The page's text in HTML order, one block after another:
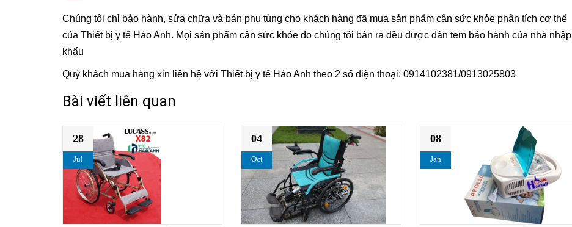
Chúng tôi chỉ bảo hành, sửa chữa và bán phụ tùng cho khách hàng đã mua sản phẩm cân sức khỏe phân tích cơ thể
của Thiết bị y tế Hảo Anh. Mọi sản phẩm cân sức khỏe do chúng tôi bán ra đều được dán tem bảo hành của nhà nhập
khẩu
Quý khách mua hàng xin liên hệ với Thiết bị y tế Hảo Anh theo 2 số điện thoại: 0914102381/0913025803
Bài viết liên quan
28
Jul
04
Oct
08
Jan